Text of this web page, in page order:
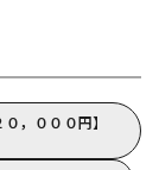
，０００円】